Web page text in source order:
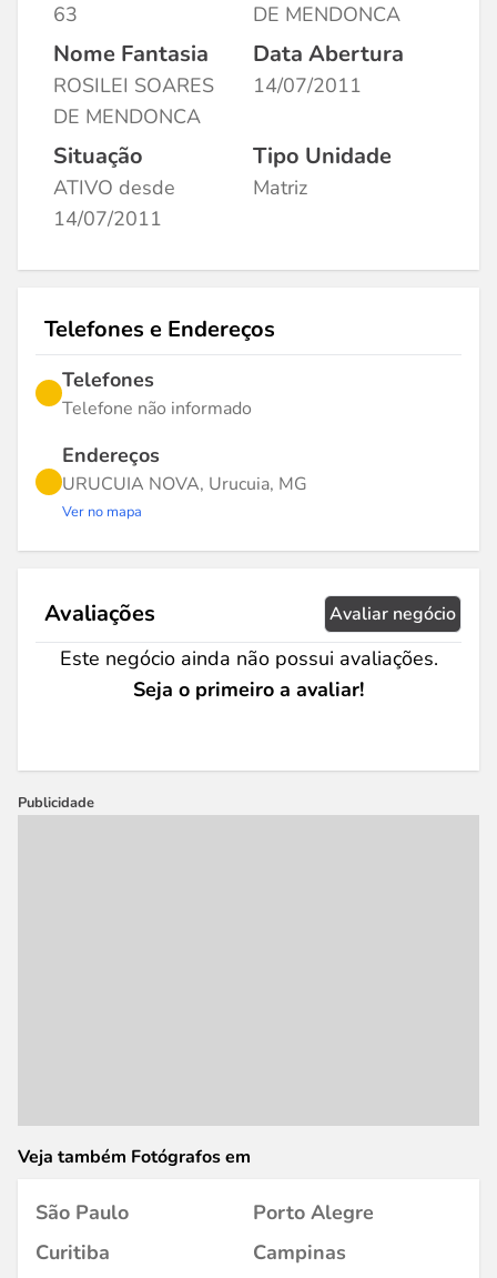
63
DE MENDONCA
Nome Fantasia
ROSILEI SOARES
DE MENDONCA
Data Abertura
14/07/2011
Situação
ATIVO desde
14/07/2011
Tipo Unidade
Matriz
Telefones e Endereços
Telefones
Telefone não informado
Endereços
URUCUIA NOVA, Urucuia, MG
Ver no mapa
Avaliações Avaliar negócio
Este negócio ainda não possui avaliações.
Seja o primeiro a avaliar!
Publicidade
Veja também Fotógrafos em
São Paulo
Porto Alegre
Curitiba
Campinas